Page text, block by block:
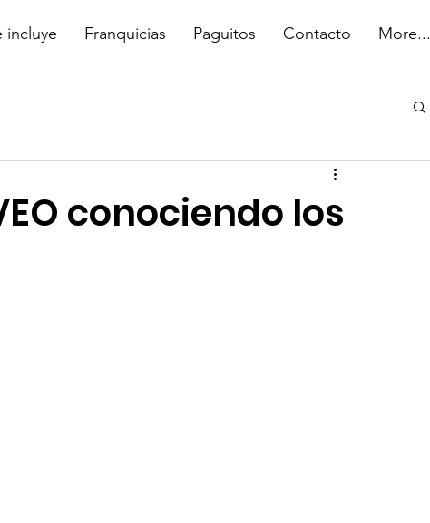
incluye Franquicias Paguitos Contacto More...
conociendo los